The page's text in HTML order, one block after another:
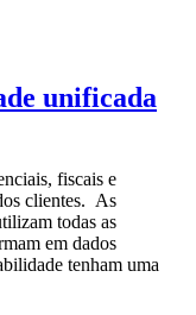
unificada
fiscais e
clientes. As
todas as
em dados
tenham uma